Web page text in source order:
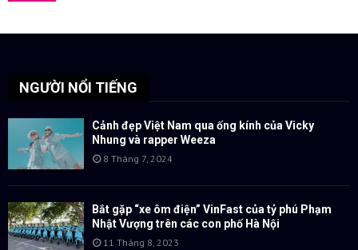
NGƯỜI NỔI TIẾNG
Cảnh đẹp Việt Nam qua ống kính của Vicky
Nhung và rapper Weeza
8 Tháng 7, 2024
Bắt gặp “xe ôm điện” VinFast của tỷ phú Phạm
Nhật Vượng trên các con phố Hà Nội
11 Tháng 8, 2023